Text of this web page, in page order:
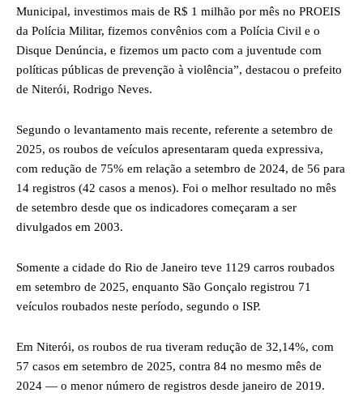
Municipal, investimos mais de R$ 1 milhão por mês no PROEIS
da Polícia Militar, fizemos convênios com a Polícia Civil e o
Disque Denúncia, e fizemos um pacto com a juventude com
políticas públicas de prevenção à violência”, destacou o prefeito
de Niterói, Rodrigo Neves.
Segundo o levantamento mais recente, referente a setembro de
2025, os roubos de veículos apresentaram queda expressiva,
com redução de 75% em relação a setembro de 2024, de 56 para
14 registros (42 casos a menos). Foi o melhor resultado no mês
de setembro desde que os indicadores começaram a ser
divulgados em 2003.
Somente a cidade do Rio de Janeiro teve 1129 carros roubados
em setembro de 2025, enquanto São Gonçalo registrou 71
veículos roubados neste período, segundo o ISP.
Em Niterói, os roubos de rua tiveram redução de 32,14%, com
57 casos em setembro de 2025, contra 84 no mesmo mês de
2024 — o menor número de registros desde janeiro de 2019.